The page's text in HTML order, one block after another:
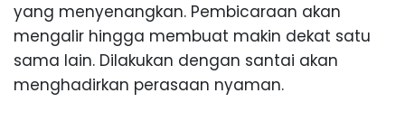
yang menyenangkan. Pembicaraan akan
mengalir hingga membuat makin dekat satu
sama lain. Dilakukan dengan santai akan
menghadirkan perasaan nyaman.